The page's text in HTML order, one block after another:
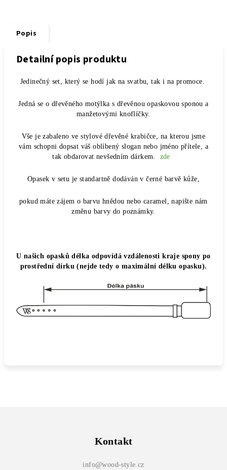
Popis
Detailní popis produktu
Jedinečný set, který se hodí jak na svatbu, tak i na promoce.
Jedná se o dřevěného motýlka s dřevěnou opaskovou sponou a
manžetovými knoflíčky.
Vše je zabaleno ve stylové dřevěné krabičce, na kterou jsme
vám schopni dopsat váš oblíbený slogan nebo jméno přítele, a
tak obdarovat nevšedním dárkem. zde
Opasek v setu je standartně dodáván v černé barvě kůže,
pokud máte zájem o barvu hnědou nebo caramel, napište nám
změnu barvy do poznámky.
U našich opasků délka odpovídá vzdálenosti kraje spony po
prostřední dírku (nejde tedy o maximální délku opasku).
Kontakt
info@wood-style.cz